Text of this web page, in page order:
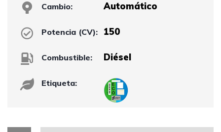
Cambio: Automático
Potencia (CV): 150
Combustible: Diésel
Etiqueta: